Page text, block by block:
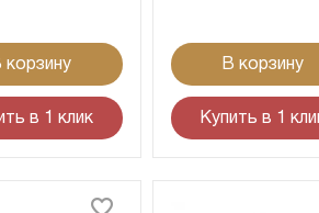
корзину
в 1 клик
В корзину
Купить в 1